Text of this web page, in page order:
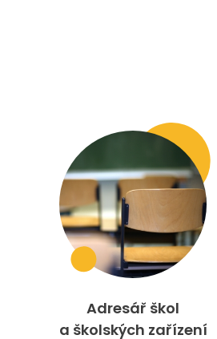
Adresář škol
a školských zařízení